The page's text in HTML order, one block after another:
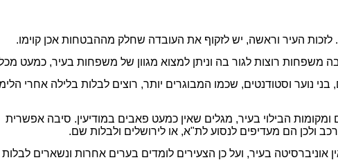
לזכות העיר וראשה, יש לזקוף את העובדה שחלק מההבטחות אכן קוימו.
משפחות רוצות לגור בה וניתן למצוא מגוון של משפחות בעיר, כמעט
נוער וסטודנטים, שכמו המבוגרים יותר, רוצים לבלות בלילה אחרי
הבילוי בעיר, מגלים שאין כמעט פאבים במודיעין. סיבה
ולכן הם מעדיפים לנסוע לת"א, או לירושלים ולבלות שם.
אוניברסיטה בעיר, ועל כן הצעירים לומדים בערים אחרות ונשארים